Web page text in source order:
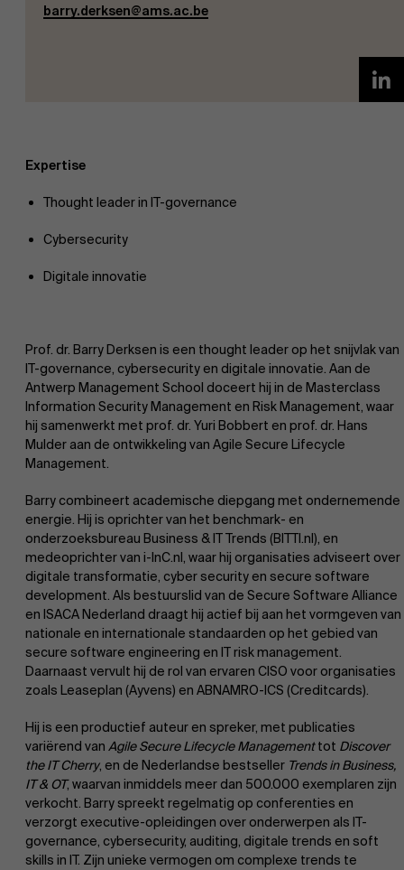
Ontdek onze faculty
Onderzoek
Over Antwerp Management School
Duurzaamheid op AMS
Partners
barry.derksen@ams.ac.be
Expertise
Thought leader in IT-governance
Cybersecurity
Digitale innovatie
Prof. dr. Barry Derksen is een thought leader op het snijvlak van
IT-governance, cybersecurity en digitale innovatie. Aan de
Antwerp Management School doceert hij in de Masterclass
Information Security Management en Risk Management, waar
hij samenwerkt met prof. dr. Yuri Bobbert en prof. dr. Hans
Mulder aan de ontwikkeling van Agile Secure Lifecycle
Management.
Barry combineert academische diepgang met ondernemende
energie. Hij is oprichter van het benchmark- en
onderzoeksbureau Business & IT Trends (BITTI.nl), en
medeoprichter van i-InC.nl, waar hij organisaties adviseert over
digitale transformatie, cyber security en secure software
development. Als bestuurslid van de Secure Software Alliance
en ISACA Nederland draagt hij actief bij aan het vormgeven van
nationale en internationale standaarden op het gebied van
secure software engineering en IT risk management.
Daarnaast vervult hij de rol van ervaren CISO voor organisaties
zoals Leaseplan (Ayvens) en ABNAMRO-ICS (Creditcards).
Hij is een productief auteur en spreker, met publicaties
variërend van Agile Secure Lifecycle Managementtot Discover
the IT Cherry, en de Nederlandse bestseller Trends in Business,
IT & OT, waarvan inmiddels meer dan 500.000 exemplaren zijn
verkocht. Barry spreekt regelmatig op conferenties en
verzorgt executive-opleidingen over onderwerpen als IT-
governance, cybersecurity, auditing, digitale trends en soft
skills in IT. Zijn unieke vermogen om complexe trends te